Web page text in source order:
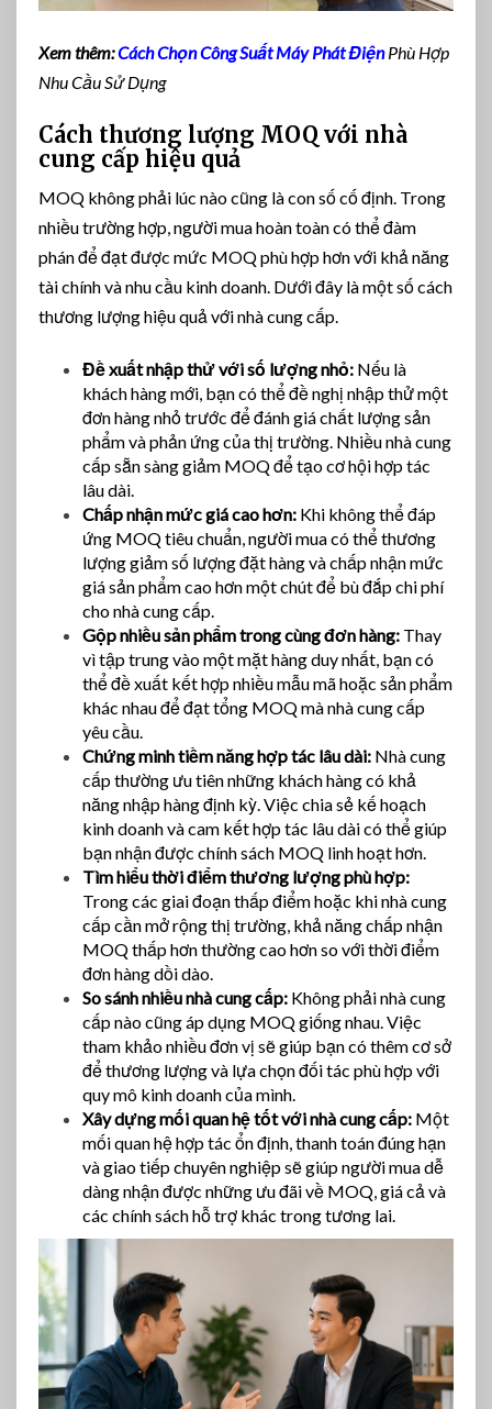
Xem thêm:Cách Chọn Công Suất Máy Phát Điện Phù Hợp
Nhu Cầu Sử Dụng
Cách thương lượng MOQ với nhà
cung cấp hiệu quả
MOQ không phải lúc nào cũng là con số cố định. Trong
nhiều trường hợp, người mua hoàn toàn có thể đàm
phán để đạt được mức MOQ phù hợp hơn với khả năng
tài chính và nhu cầu kinh doanh. Dưới đây là một số cách
thương lượng hiệu quả với nhà cung cấp.
Đề xuất nhập thử với số lượng nhỏ: Nếu là
khách hàng mới, bạn có thể đề nghị nhập thử một
đơn hàng nhỏ trước để đánh giá chất lượng sản
phẩm và phản ứng của thị trường. Nhiều nhà cung
cấp sẵn sàng giảm MOQ để tạo cơ hội hợp tác
lâu dài.
Chấp nhận mức giá cao hơn: Khi không thể đáp
ứng MOQ tiêu chuẩn, người mua có thể thương
lượng giảm số lượng đặt hàng và chấp nhận mức
giá sản phẩm cao hơn một chút để bù đắp chi phí
cho nhà cung cấp.
Gộp nhiều sản phẩm trong cùng đơn hàng: Thay
vì tập trung vào một mặt hàng duy nhất, bạn có
thể đề xuất kết hợp nhiều mẫu mã hoặc sản phẩm
khác nhau để đạt tổng MOQ mà nhà cung cấp
yêu cầu.
Chứng minh tiềm năng hợp tác lâu dài: Nhà cung
cấp thường ưu tiên những khách hàng có khả
năng nhập hàng định kỳ. Việc chia sẻ kế hoạch
kinh doanh và cam kết hợp tác lâu dài có thể giúp
bạn nhận được chính sách MOQ linh hoạt hơn.
Tìm hiểu thời điểm thương lượng phù hợp:
Trong các giai đoạn thấp điểm hoặc khi nhà cung
cấp cần mở rộng thị trường, khả năng chấp nhận
MOQ thấp hơn thường cao hơn so với thời điểm
đơn hàng dồi dào.
So sánh nhiều nhà cung cấp: Không phải nhà cung
cấp nào cũng áp dụng MOQ giống nhau. Việc
tham khảo nhiều đơn vị sẽ giúp bạn có thêm cơ sở
để thương lượng và lựa chọn đối tác phù hợp với
quy mô kinh doanh của mình.
Xây dựng mối quan hệ tốt với nhà cung cấp: Một
mối quan hệ hợp tác ổn định, thanh toán đúng hạn
và giao tiếp chuyên nghiệp sẽ giúp người mua dễ
dàng nhận được những ưu đãi về MOQ, giá cả và
các chính sách hỗ trợ khác trong tương lai.